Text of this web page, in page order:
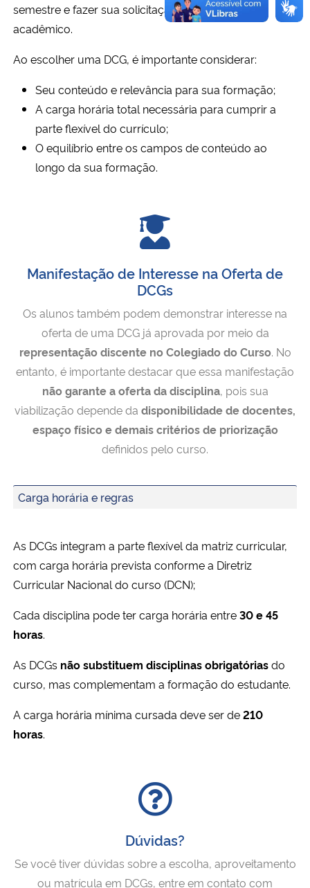
semestre e fazer sua solicitação via sistema
acadêmico.
Ao escolher uma DCG, é importante considerar:
Seu conteúdo e relevância para sua formação;
A carga horária total necessária para cumprir a
parte flexível do currículo;
O equilíbrio entre os campos de conteúdo ao
longo da sua formação.
Manifestação de Interesse na Oferta de
DCGs
Os alunos também podem demonstrar interesse na
oferta de uma DCG já aprovada por meio da
representação discente no Colegiado do Curso. No
entanto, é importante destacar que essa manifestação
não garante a oferta da disciplina, pois sua
viabilização depende da disponibilidade de docentes,
espaço físico e demais critérios de priorização
definidos pelo curso.
Carga horária e regras
As DCGs integram a parte flexível da matriz curricular,
com carga horária prevista conforme a Diretriz
Curricular Nacional do curso (DCN);
Cada disciplina pode ter carga horária entre30 e 45
horas.
As DCGs não substituem disciplinas obrigatóriasdo
curso, mas complementam a formação do estudante.
A carga horária mínima cursada deve ser de210
horas.
Dúvidas?
Se você tiver dúvidas sobre a escolha, aproveitamento
ou matrícula em DCGs, entre em contato com